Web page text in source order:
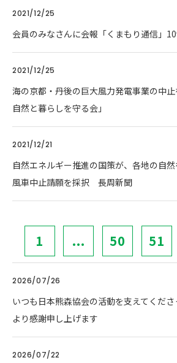
2021/12/25
会員のみなさんに会報「くまもり通信」
2021/12/25
海の京都・丹後の巨大風力発電事業の中
自然と暮らしを守る会」
2021/12/21
自然エネルギー推進の国策が、各地の自
風車中止請願を採択 長周新聞
1 ... 50 51
2026/07/26
いつも日本熊森協会の活動を支えてくだ
より感謝申し上げます
2026/07/22